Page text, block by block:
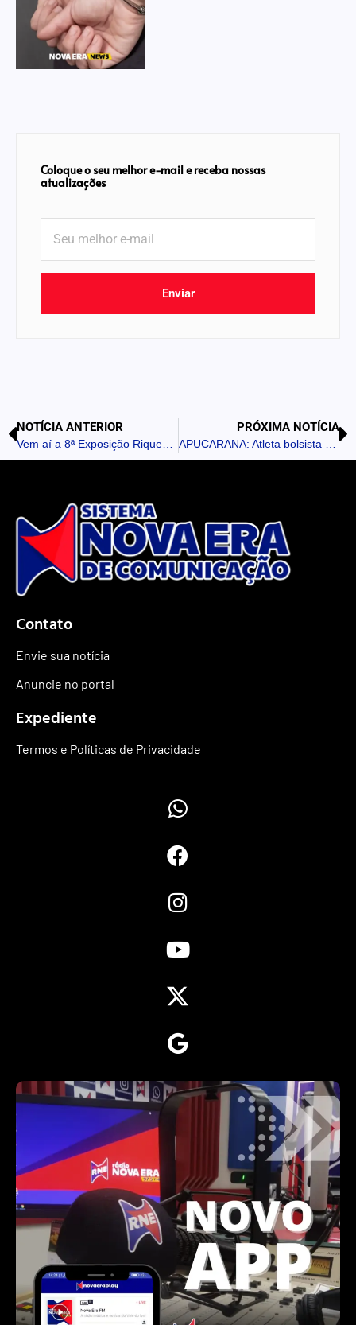
Coloque o seu melhor e-mail e receba nossas
atualizações
Enviar
NOTÍCIA ANTERIOR PRÓXIMA NOTÍCIA
Contato
Envie sua notícia
Anuncie no portal
Expediente
Termos e Políticas de Privacidade